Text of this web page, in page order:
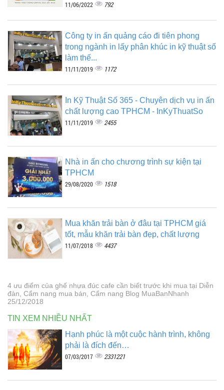
11/06/2022 792
Công ty in ấn quảng cáo đi tiên phong
trong ngành in lấy phân khúc in kỹ thuật số
làm thế...
11/11/2019 1172
In Kỹ Thuật Số 365 - Chuyên dịch vụ in ấn
chất lượng cao TPHCM - InKyThuatSo
11/11/2019 2455
Nhà in ấn cho chương trình sự kiện tại
TPHCM
29/08/2020 1518
Mua khăn trải bàn ở đâu tại TPHCM giá
tốt, mẫu khăn trải bàn đẹp, chất lượng
11/07/2018 4437
4 ưu điểm của ghế nhựa đúc cafe cần biết trước khi mua tại Diễn
đàn, Cẩm nang mua bán, Cẩm nang Blog MuaBanNhanh
25/12/2018
TIN XEM NHIỀU NHẤT
Hạnh phúc là một cuộc hành trình, không
phải là đích đến…
07/03/2017 2331221